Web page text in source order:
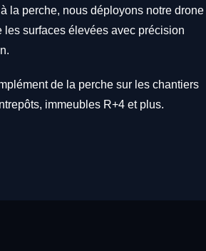
la perche, nous déployons notre drone
les surfaces élevées avec précision
de la perche sur les chantiers
immeubles R+4 et plus.